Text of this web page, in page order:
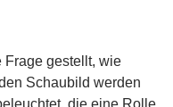
gestellt, wie
Schaubild werden
die eine Rolle